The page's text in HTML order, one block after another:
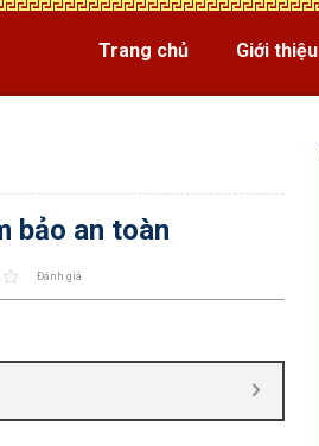
Trang chủ Giới thiệu
bảo an toàn
Đánh giá